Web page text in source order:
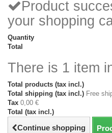
Product
your shopping
Quantity
Total
There is 1 item
Total products (tax incl.)
Total shipping (tax incl.) Free
Tax 0,00 €
Total (tax incl.)
Continue shopping